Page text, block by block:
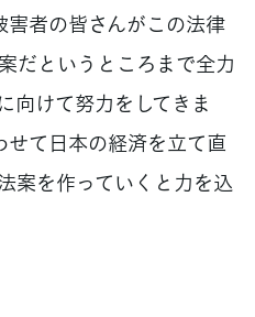
害者の皆さんがこの法律
だというところまで全力
向けて努力をしてきま
せて日本の経済を立て直
案を作っていくと力を込